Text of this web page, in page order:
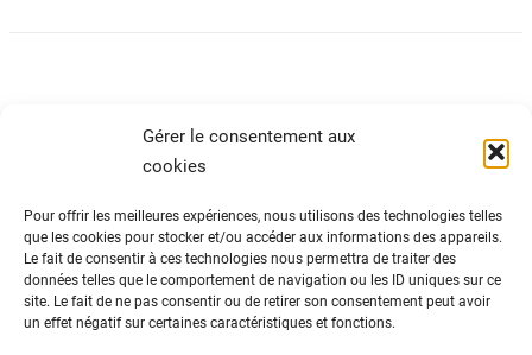
Gérer le consentement aux
cookies
Pour offrir les meilleures expériences, nous utilisons des technologies telles
que les cookies pour stocker et/ou accéder aux informations des appareils.
Le fait de consentir à ces technologies nous permettra de traiter des
données telles que le comportement de navigation ou les ID uniques sur ce
site. Le fait de ne pas consentir ou de retirer son consentement peut avoir
un effet négatif sur certaines caractéristiques et fonctions.
ADN Tourisme
Fédération nationale des organismes
institutionnels de tourisme